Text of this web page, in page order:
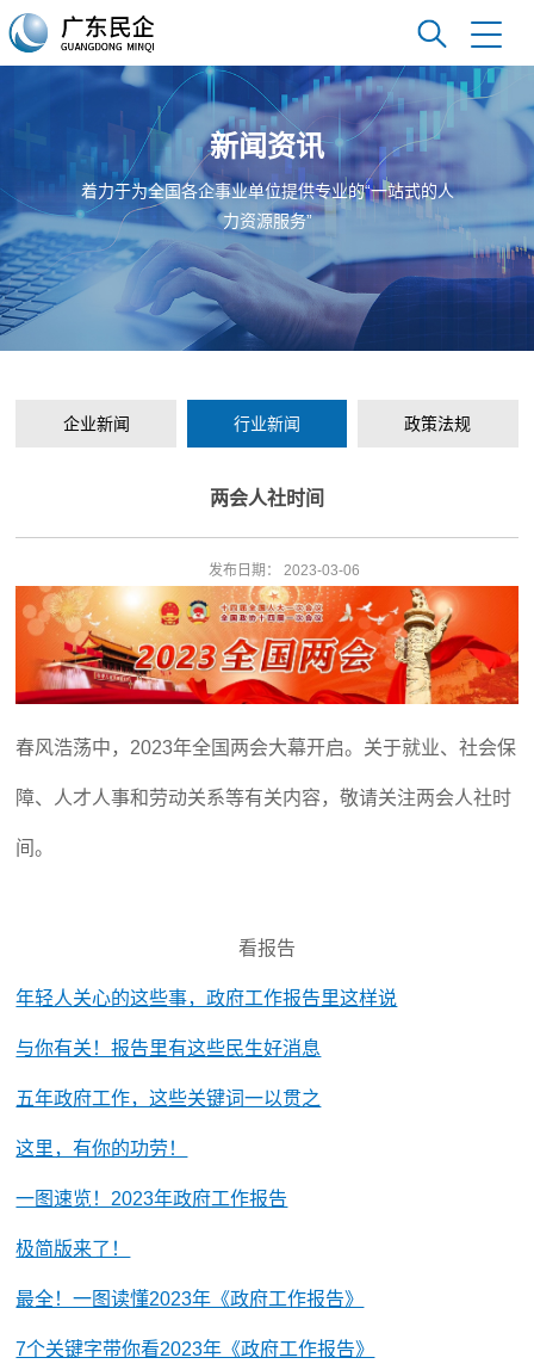
新闻资讯
着力于为全国各企事业单位提供专业的“一站式的人
力资源服务”
企业新闻 行业新闻 政策法规
两会人社时间
发布日期： 2023-03-06
春风浩荡中，2023年全国两会大幕开启。关于就业、社会保
障、人才人事和劳动关系等有关内容，敬请关注两会人社时
间。
看报告
年轻人关心的这些事，政府工作报告里这样说
与你有关！报告里有这些民生好消息
五年政府工作，这些关键词一以贯之
这里，有你的功劳！
一图速览！2023年政府工作报告
极简版来了！
最全！一图读懂2023年《政府工作报告》
7个关键字带你看2023年《政府工作报告》